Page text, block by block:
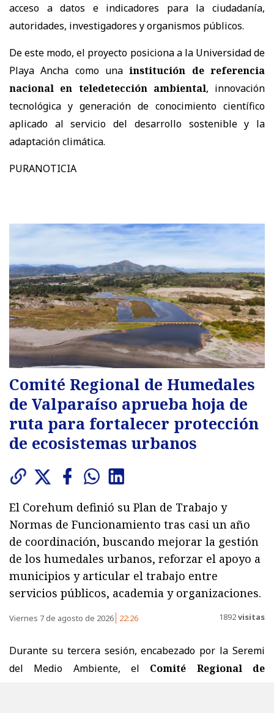
acceso a datos e indicadores para la ciudadanía,
autoridades, investigadores y organismos públicos.
De este modo, el proyecto posiciona a la Universidad de
Playa Ancha como una institución de referencia
nacional en teledetección ambiental, innovación
tecnológica y generación de conocimiento científico
aplicado al servicio del desarrollo sostenible y la
adaptación climática.
PURANOTICIA
Comité Regional de Humedales
de Valparaíso aprueba hoja de
ruta para fortalecer protección
de ecosistemas urbanos
El Corehum definió su Plan de Trabajo y
Normas de Funcionamiento tras casi un año
de coordinación, buscando mejorar la gestión
de los humedales urbanos, reforzar el apoyo a
municipios y articular el trabajo entre
servicios públicos, academia y organizaciones.
Viernes 7 de agosto de 2026 22:26 1892visitas
Durante su tercera sesión, encabezado por la Seremi
del Medio Ambiente, el
Comité Regional de